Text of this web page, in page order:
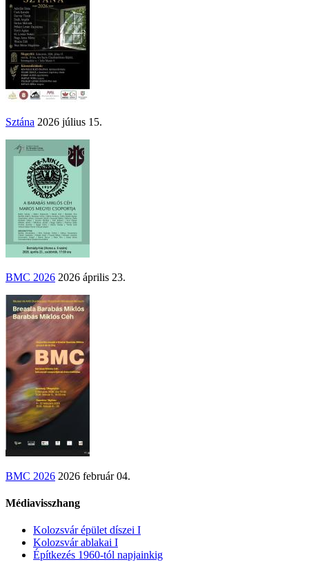
Sztána 2026 július 15.
BMC 2026 2026 április 23.
BMC 2026 2026 február 04.
Médiavisszhang
Kolozsvár épület díszei I
Kolozsvár ablakai I
Építkezés 1960-tól napjainkig